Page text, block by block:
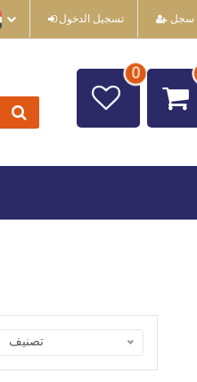
تسجيل الدخول سجل
0
تصنيف